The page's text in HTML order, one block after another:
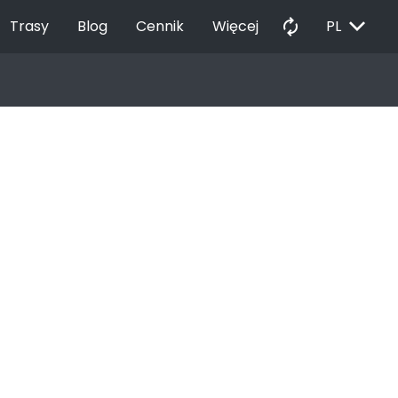
Trasy Blog Cennik Więcej autorenew PL EXPAND_MORE